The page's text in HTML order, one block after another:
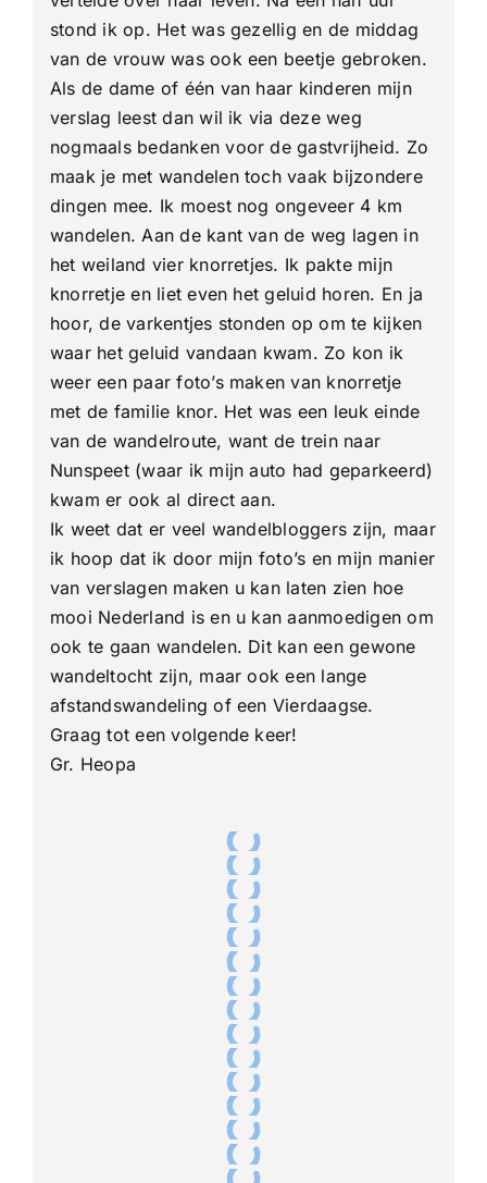
stond ik op. Het was gezellig en de middag
van de vrouw was ook een beetje gebroken.
Als de dame of één van haar kinderen mijn
verslag leest dan wil ik via deze weg
nogmaals bedanken voor de gastvrijheid. Zo
maak je met wandelen toch vaak bijzondere
dingen mee. Ik moest nog ongeveer 4 km
wandelen. Aan de kant van de weg lagen in
het weiland vier knorretjes. Ik pakte mijn
knorretje en liet even het geluid horen. En ja
hoor, de varkentjes stonden op om te kijken
waar het geluid vandaan kwam. Zo kon ik
weer een paar foto’s maken van knorretje
met de familie knor. Het was een leuk einde
van de wandelroute, want de trein naar
Nunspeet (waar ik mijn auto had geparkeerd)
kwam er ook al direct aan.
Ik weet dat er veel wandelbloggers zijn, maar
ik hoop dat ik door mijn foto’s en mijn manier
van verslagen maken u kan laten zien hoe
mooi Nederland is en u kan aanmoedigen om
ook te gaan wandelen. Dit kan een gewone
wandeltocht zijn, maar ook een lange
afstandswandeling of een Vierdaagse.
Graag tot een volgende keer!
Gr. Heopa